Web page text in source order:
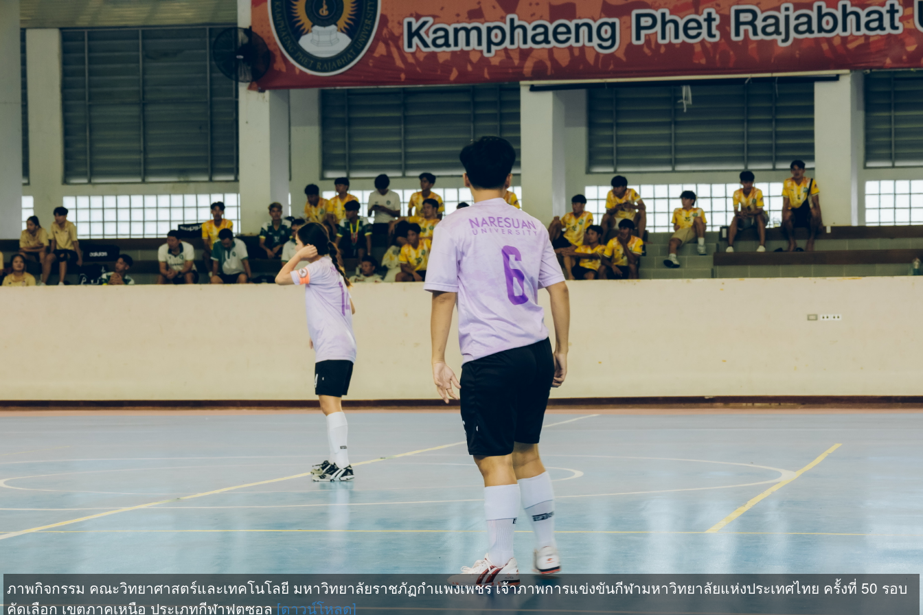
ภาพกิจกรรม คณะวิทยาศาสตร์และเทคโนโลยี มหาวิทยาลัยราชภัฏกำแพงเพชร เจ้าภาพการแข่งขันกีฬามหาวิทยาลัยแห่งประเทศไทย ครั้งที่ 50 รอบ
คัดเลือก เขตภาคเหนือ ประเภทกีฬาฟุตซอล [ดาวน์โหลด]